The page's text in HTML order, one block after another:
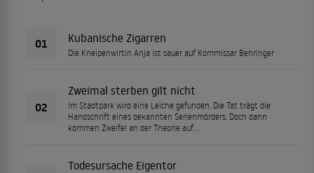
01 Kubanische Zigarren
Die Kneipenwirtin Anja ist sauer auf Kommissar Behringer
02
Zweimal sterben gilt nicht
Im Stadtpark wird eine Leiche gefunden. Die Tat trägt die
Handschrift eines bekannten Serienmörders. Doch dann
kommen Zweifel an der Theorie auf…
Todesursache Eigentor